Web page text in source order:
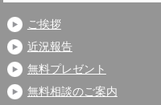
ご挨拶
近況報告
無料プレゼント
無料相談のご案内